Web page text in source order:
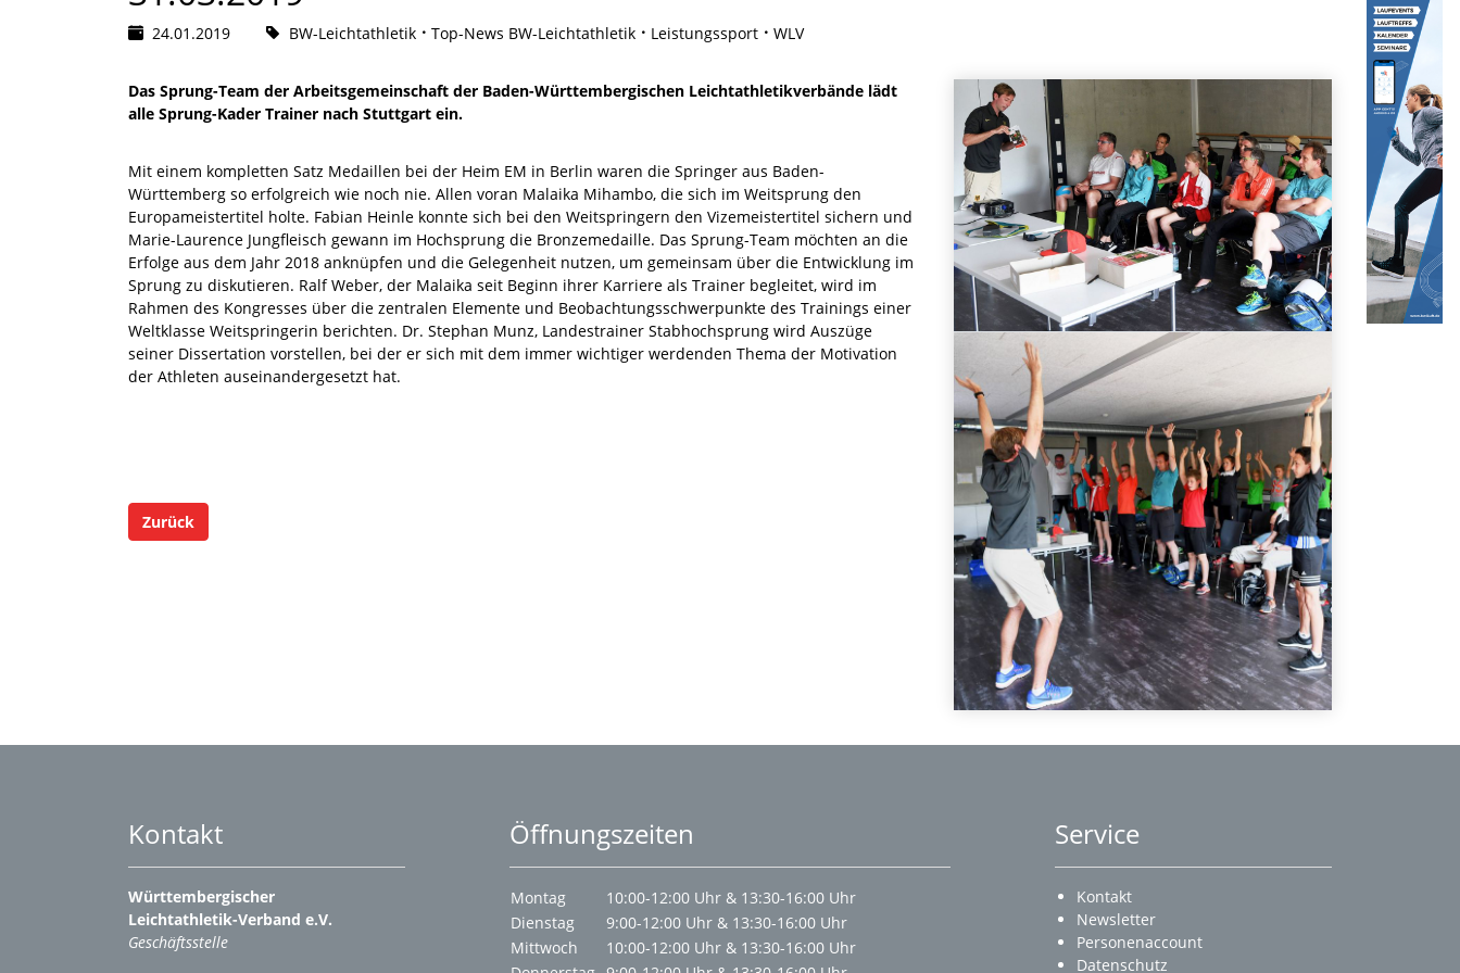
24.01.2019 BW-Leichtathletik Top-News BW-Leichtathletik Leistungssport WLV
Das Sprung-Team der Arbeitsgemeinschaft der Baden-Württembergischen Leichtathletikverbände lädt
alle Sprung-Kader Trainer nach Stuttgart ein.
Mit einem kompletten Satz Medaillen bei der Heim EM in Berlin waren die Springer aus Baden-
Württemberg so erfolgreich wie noch nie. Allen voran Malaika Mihambo, die sich im Weitsprung den
Europameistertitel holte. Fabian Heinle konnte sich bei den Weitspringern den Vizemeistertitel sichern und
Marie-Laurence Jungfleisch gewann im Hochsprung die Bronzemedaille. Das Sprung-Team möchten an die
Erfolge aus dem Jahr 2018 anknüpfen und die Gelegenheit nutzen, um gemeinsam über die Entwicklung im
Sprung zu diskutieren. Ralf Weber, der Malaika seit Beginn ihrer Karriere als Trainer begleitet, wird im
Rahmen des Kongresses über die zentralen Elemente und Beobachtungsschwerpunkte des Trainings einer
Weltklasse Weitspringerin berichten. Dr. Stephan Munz, Landestrainer Stabhochsprung wird Auszüge
seiner Dissertation vorstellen, bei der er sich mit dem immer wichtiger werdenden Thema der Motivation
der Athleten auseinandergesetzt hat.
Zurück
Kontakt
Württembergischer
Leichtathletik-Verband e.V.
Geschäftsstelle
Öffnungszeiten
Montag
10:00-12:00 Uhr & 13:30-16:00 Uhr
Dienstag
9:00-12:00 Uhr & 13:30-16:00 Uhr
Mittwoch
10:00-12:00 Uhr & 13:30-16:00 Uhr
Service
Kontakt
Newsletter
Personenaccount
Datenschutz